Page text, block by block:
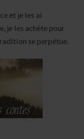
et je les ai
je les achète pour
se perpétue.